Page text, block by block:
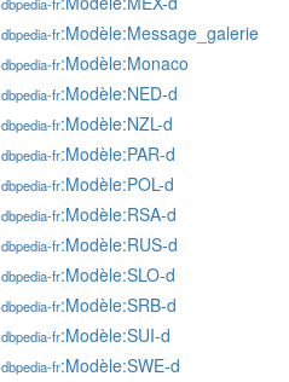
dbpedia-fr:Modèle:Message_galerie
dbpedia-fr:Modèle:Monaco
dbpedia-fr:Modèle:NED-d
dbpedia-fr:Modèle:NZL-d
dbpedia-fr:Modèle:PAR-d
dbpedia-fr:Modèle:POL-d
dbpedia-fr:Modèle:RSA-d
dbpedia-fr:Modèle:RUS-d
dbpedia-fr:Modèle:SLO-d
dbpedia-fr:Modèle:SRB-d
dbpedia-fr:Modèle:SUI-d
dbpedia-fr:Modèle:SWE-d